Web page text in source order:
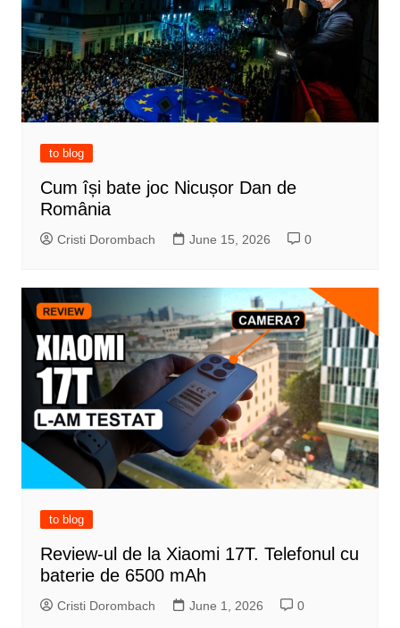
to blog
Cum își bate joc Nicușor Dan de
România
Cristi Dorombach June 15, 2026 0
to blog
Review-ul de la Xiaomi 17T. Telefonul cu
baterie de 6500 mAh
Cristi Dorombach June 1, 2026 0